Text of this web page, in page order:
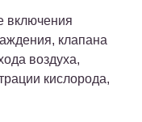
включения
клапана
воздуха,
кислорода,